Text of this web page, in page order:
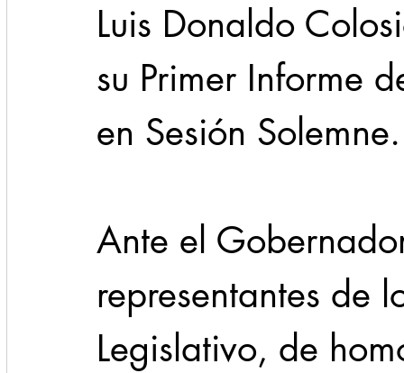
Luis Donaldo
su Primer Informe
en Sesión Solemne.
Ante el
representantes de
Legislativo, de